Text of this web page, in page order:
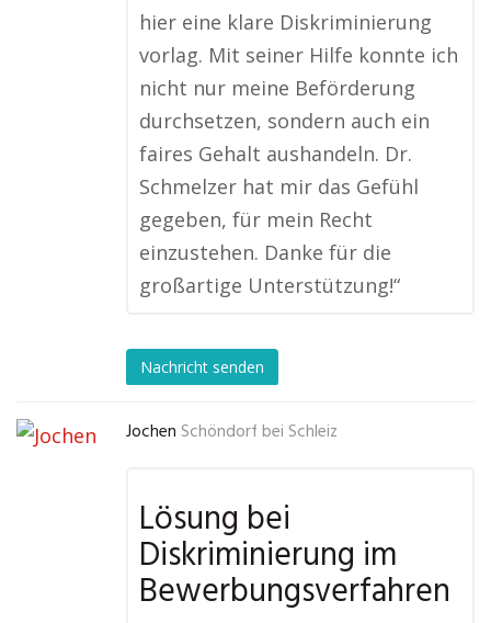
hier eine klare Diskriminierung
vorlag. Mit seiner Hilfe konnte ich
nicht nur meine Beförderung
durchsetzen, sondern auch ein
faires Gehalt aushandeln. Dr.
Schmelzer hat mir das Gefühl
gegeben, für mein Recht
einzustehen. Danke für die
großartige Unterstützung!“
Nachricht senden
Jochen Schöndorf bei Schleiz
Lösung bei
Diskriminierung im
Bewerbungsverfahren